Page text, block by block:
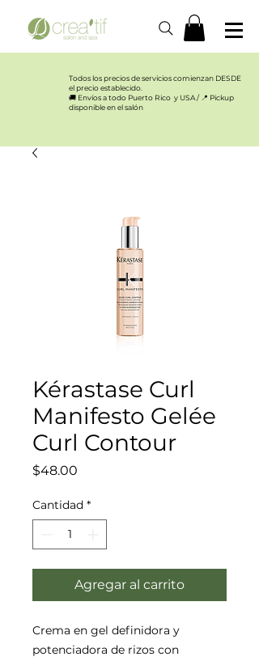
Todos los precios de servicios comienzan DESDE
el precio establecido.​
🚚 Envíos a todo Puerto Rico y USA / 📍 Pickup
disponible en el salón
Kérastase Curl
Manifesto Gelée
Curl Contour
$48.00
Cantidad *
Agregar al carrito
Crema en gel definidora y
potenciadora de rizos con